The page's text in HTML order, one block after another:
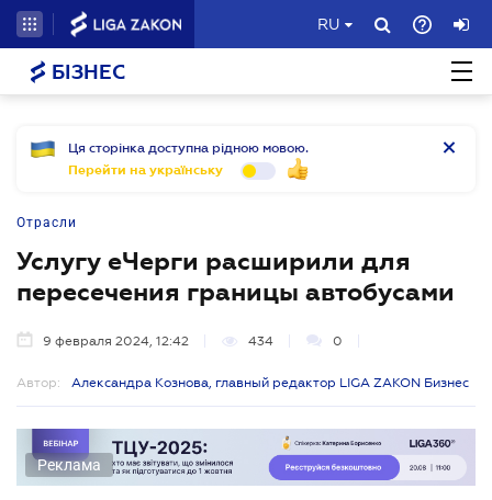
RU
БІЗНЕС
Ця сторінка доступна рідною мовою.
Перейти на українську
Отрасли
Услугу еЧерги расширили для
пересечения границы автобусами
9 февраля 2024, 12:42 434 0
Автор: Александра Кознова, главный редактор LIGA ZAKON Бизнес
Реклама